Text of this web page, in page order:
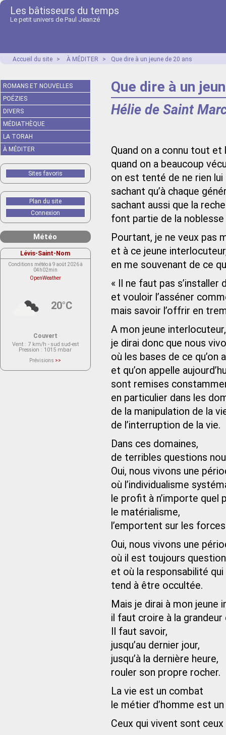
Les bâtisseurs du temps
Le petit univers de Paul Jeanzé
Accueil du site > À MÉDITER > Que dire à un jeune de 20 ans
Que dire à un
Hélie de Saint
Quand on a connu tout
quand on a beaucoup
on est tenté de ne rien lui
sachant qu’à chaque
sachant aussi que la
font partie de la noblesse
Pourtant, je ne veux pas
et à ce jeune
en me souvenant de ce
« Il ne faut pas s’installer
et vouloir l’asséner
mais savoir l’offrir en
A mon jeune interlocuteur,
je dirai donc que nous
où les bases de ce qu’on
et qu’on appelle
sont remises
en particulier dans les
de la manipulation de la
de l’interruption de la vie.
Dans ces domaines,
de terribles questions
Oui, nous vivons une
où l’individualisme
le profit à n’importe quel
le matérialisme,
l’emportent sur les
Oui, nous vivons une
où il est toujours
et où la responsabilité
tend à être occultée.
Mais je dirai à mon
il faut croire à la grandeur
Il faut savoir,
jusqu’au dernier jour,
jusqu’à la dernière heure,
rouler son propre rocher.
La vie est un combat
le métier d’homme est
Ceux qui vivent sont
ROMANS ET NOUVELLES
POÉZIES
DIVERS
MÉDIATHÈQUE
LA TORAH
À MÉDITER
Sites favoris
Plan du site
Connexion
Météo
Lévis-Saint-Nom
Conditions météo à 9 août 2026 à
04h02min
OpenWeather
20°C
Couvert
Vent : 7 km/h - sud sud-est
Pression : 1015 mbar
Prévisions >>
actuellement aucune prévision